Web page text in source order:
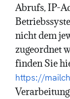
Abrufs, IP-
nicht dem
zugeordnet
finden Sie
https://